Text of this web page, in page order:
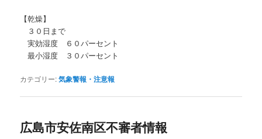
【乾燥】
３０日まで
実効湿度 ６０パーセント
最小湿度 ３０パーセント
カテゴリー:気象警報・注意報
広島市安佐南区不審者情報